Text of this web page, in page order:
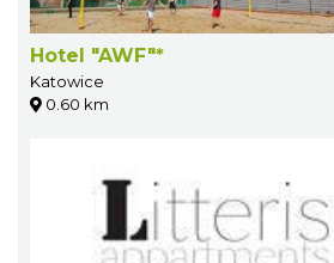
Hotel "AWF"*
Katowice
0.60 km